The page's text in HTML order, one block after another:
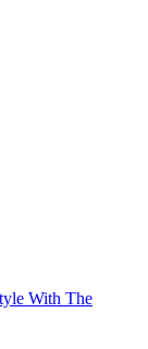
With The